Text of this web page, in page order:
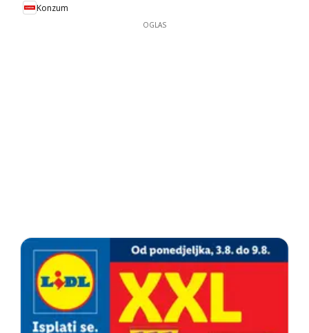
Konzum
OGLAS